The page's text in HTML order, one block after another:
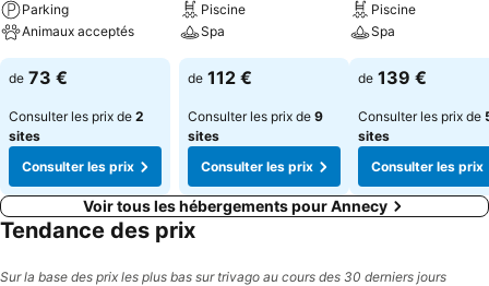
Parking
Animaux acceptés
de 73 €
Consulter les prix de 2
sites
Consulter les prix
Piscine
Spa
de 112 €
Consulter les prix de 9
sites
Consulter les prix
Piscine
Spa
de 139 €
Consulter les prix de
sites
Consulter les prix
Voir tous les hébergements pour Annecy
Tendance des prix
Sur la base des prix les plus bas sur trivago au cours des 30 derniers jours